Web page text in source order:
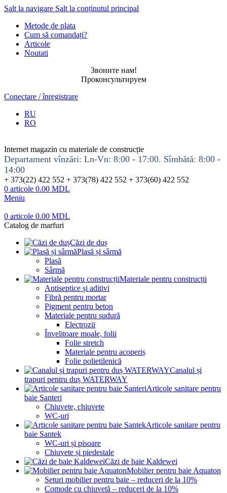
Salt la navigare Salt la conținutul principal
Metode de plata
Cum să comandați?
Articole
Noutati
Звоните нам!
Проконсультируем
Conectare / înregistrare
RU
RO
Internet magazin cu materiale de construcție
Departament vînzări: Ln-Vn: 8:00 - 17:00. Sîmbătă: 8:00 -
14:00
+ 373(22) 422 552 + 373(78) 422 552 + 373(60) 422 552
0 articole 0.00 MDL
Meniu
0 articole 0.00 MDL
Catalog de marfuri
Căzi de duș
Plasă și sârmă
Plasă
Sârmă
Materiale pentru construcții
Antiseptice și aditivi
Fibră pentru mortar
Pigment pentru beton
Materiale pentru sudură
Electrozii
Învelitoare moale, folii
Folie stretch
Materiale pentru acoperiș
Folie polietilenică
Canalul și
trapuri pentru duș WATERWAY
Articole sanitare pentru
baie Santeri
Chiuvete, chiuvete
WC-uri
Articole sanitare pentru
baie Santek
WC-uri și pisoare
Chiuvete și piedestale
Căzi de baie Kaldewei
Mobilier pentru baie Aquaton
Seturi mobilier pentru baie – reduceri de la 10%
Comode cu chiuvetă – reduceri de la 10%